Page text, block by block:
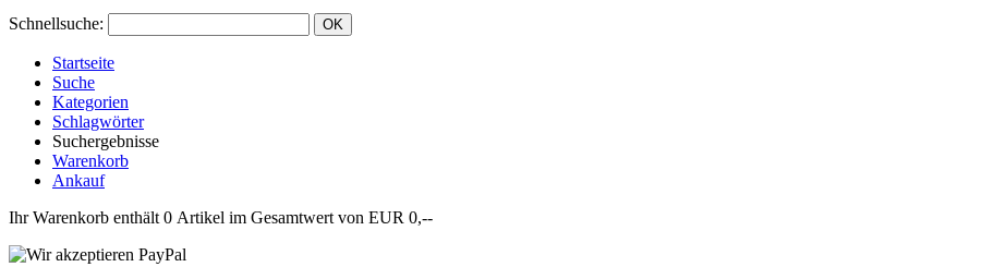
Schnellsuche:
Startseite
Suche
Kategorien
Schlagwörter
Suchergebnisse
Warenkorb
Ankauf
Ihr Warenkorb enthält 0 Artikel im Gesamtwert von EUR 0,--